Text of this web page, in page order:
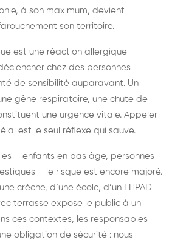
à son maximum, devient
son territoire.
est une réaction allergique
chez des personnes
de sensibilité auparavant. Un
gêne respiratoire, une chute de
une urgence vitale. Appeler
est le seul réflexe qui sauve.
– enfants en bas âge, personnes
– le risque est encore majoré.
crèche, d’une école, d’un EHPAD
terrasse expose le public à un
ces contextes, les responsables
obligation de sécurité : nous